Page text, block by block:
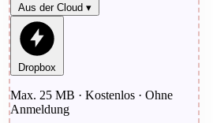
Aus der Cloud ▾
Dropbox
Max. 25 MB · Kostenlos · Ohne
Anmeldung